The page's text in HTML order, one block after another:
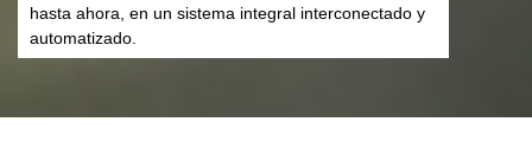
hasta ahora, en un sistema integral interconectado y
automatizado.